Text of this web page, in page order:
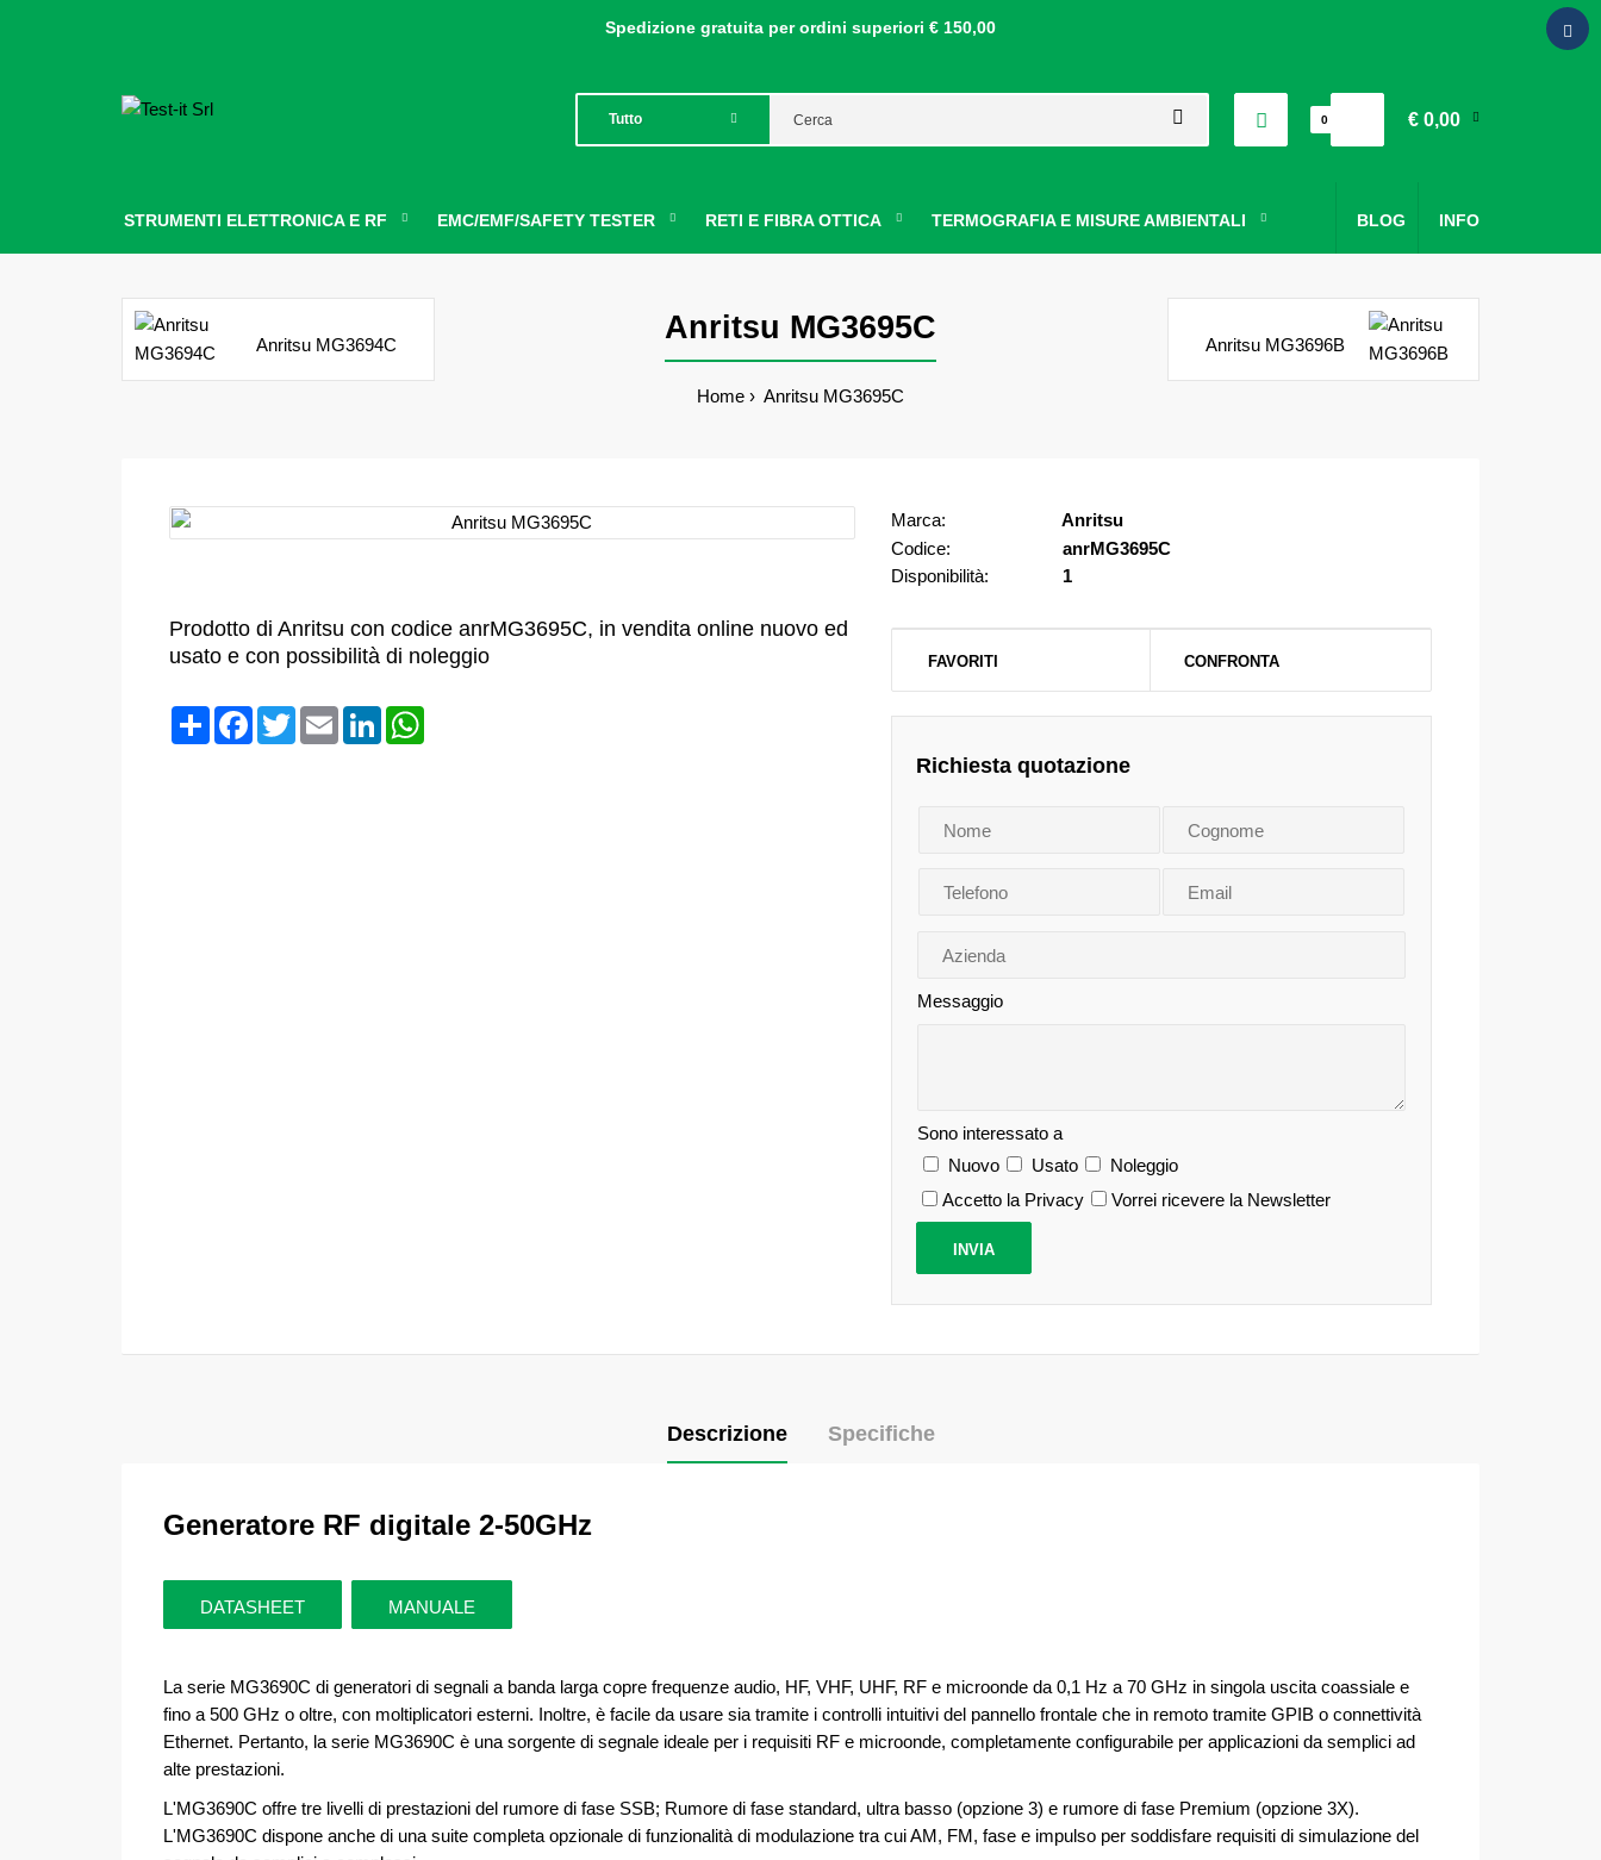
Spedizione gratuita per ordini superiori € 150,00
0 € 0,00
STRUMENTI ELETTRONICA E RF EMC/EMF/SAFETY TESTER RETI E FIBRA OTTICA TERMOGRAFIA E MISURE AMBIENTALI INFO
BLOG
Anritsu MG3694C Anritsu MG3695C
Home Anritsu MG3695C
Anritsu MG3696B
Prodotto di Anritsu con codice anrMG3695C, in vendita online nuovo ed
usato e con possibilità di noleggio
CondividiFacebook
TwitterEmail LinkedIn
Marca:
Anritsu
Codice:
anrMG3695C
Disponibilità:
1
FAVORITI CONFRONTA
Richiesta quotazione
Messaggio
Sono interessato a
Nuovo
Usato
Noleggio
Accetto la Privacy
Vorrei ricevere la Newsletter
Descrizione Specifiche
Generatore RF digitale 2-50GHz
DATASHEET MANUALE
La serie MG3690C di generatori di segnali a banda larga copre frequenze audio, HF, VHF, UHF, RF e microonde da 0,1 Hz a 70 GHz in singola uscita coassiale e
fino a 500 GHz o oltre, con moltiplicatori esterni. Inoltre, è facile da usare sia tramite i controlli intuitivi del pannello frontale che in remoto tramite GPIB o connettività
Ethernet. Pertanto, la serie MG3690C è una sorgente di segnale ideale per i requisiti RF e microonde, completamente configurabile per applicazioni da semplici ad
alte prestazioni.
L'MG3690C offre tre livelli di prestazioni del rumore di fase SSB; Rumore di fase standard, ultra basso (opzione 3) e rumore di fase Premium (opzione 3X).
L'MG3690C dispone anche di una suite completa opzionale di funzionalità di modulazione tra cui AM, FM, fase e impulso per soddisfare requisiti di simulazione del